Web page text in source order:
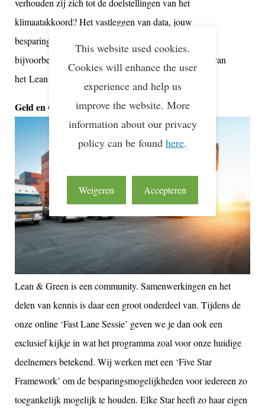
verhouden zij zich tot de doelstellingen van het
klimaatakkoord? Het vastleggen van data, jouw
besparingspotentieel en praktische uitdagingen van
bijvoorbeeld stadslogistiek: het is allemaal onderdeel van
het Lean & Green programma.
Geld en CO2 besparen in de praktijk
Lean & Green is een community. Samenwerkingen en het
delen van kennis is daar een groot onderdeel van. Tijdens de
onze online ‘Fast Lane Sessie’ geven we je dan ook een
exclusief kijkje in wat het programma zoal voor onze huidige
deelnemers betekend. Wij werken met een ‘Five Star
Framework’ om de besparingsmogelijkheden voor iedereen zo
toegankelijk mogelijk te houden. Elke Star heeft zo haar eigen
This website used cookies.
Cookies will enhance the user
experience and help us
improve the website. More
information about our privacy
policy can be found here.
Weigeren Accepteren